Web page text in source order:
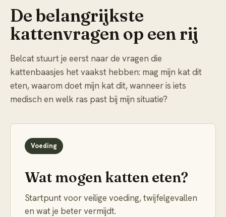
De belangrijkste
kattenvragen op een rij
Belcat stuurt je eerst naar de vragen die
kattenbaasjes het vaakst hebben: mag mijn kat dit
eten, waarom doet mijn kat dit, wanneer is iets
medisch en welk ras past bij mijn situatie?
Voeding
Wat mogen katten eten?
Startpunt voor veilige voeding, twijfelgevallen
en wat je beter vermijdt.